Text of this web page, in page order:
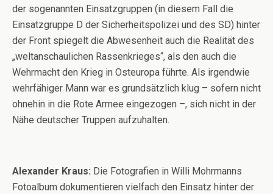
der sogenannten Einsatzgruppen (in diesem Fall die
Einsatzgruppe D der Sicherheitspolizei und des SD) hinter
der Front spiegelt die Abwesenheit auch die Realität des
„weltanschaulichen Rassenkrieges“, als den auch die
Wehrmacht den Krieg in Osteuropa führte. Als irgendwie
wehrfähiger Mann war es grundsätzlich klug – sofern nicht
ohnehin in die Rote Armee eingezogen –, sich nicht in der
Nähe deutscher Truppen aufzuhalten.
Alexander Kraus: Die Fotografien in Willi Mohrmanns
Fotoalbum dokumentieren vielfach den Einsatz hinter der